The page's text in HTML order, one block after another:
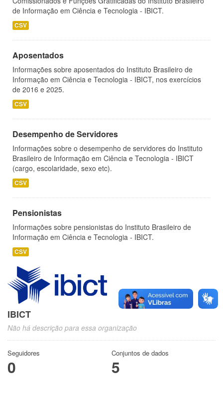
de Informação em Ciência e Tecnologia - IBICT.
CSV
Aposentados
Informações sobre aposentados do Instituto Brasileiro de
Informação em Ciência e Tecnologia - IBICT, nos exercícios
de 2016 e 2025.
CSV
Desempenho de Servidores
Informações sobre o desempenho de servidores do Instituto
Brasileiro de Informação em Ciência e Tecnologia - IBICT
(cargo, escolaridade, sexo etc).
CSV
Pensionistas
Informações sobre pensionistas do Instituto Brasileiro de
Informação em Ciência e Tecnologia - IBICT.
CSV
IBICT
Não há descrição para essa organização
Seguidores
0
Conjuntos de dados
5